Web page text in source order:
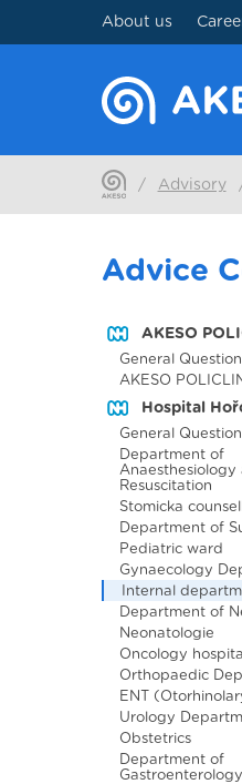
About us
/ Advisory
Advice
AKESO
General
AKESO
Hospital
General
Department of
Anaesthesiology
Resuscitation
Stomicka
Department of
Pediatric ward
Gynaecology
Internal
Department of
Neonatologie
Oncology
Orthopaedic
ENT
Urology
Obstetrics
Department of
Gastroenterology